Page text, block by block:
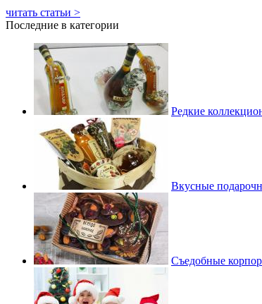
читать статьи >
Последние в категории
Редкие
Вкусные
Съедобные